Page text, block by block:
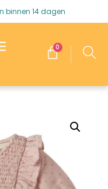
binnen 14 dagen
0